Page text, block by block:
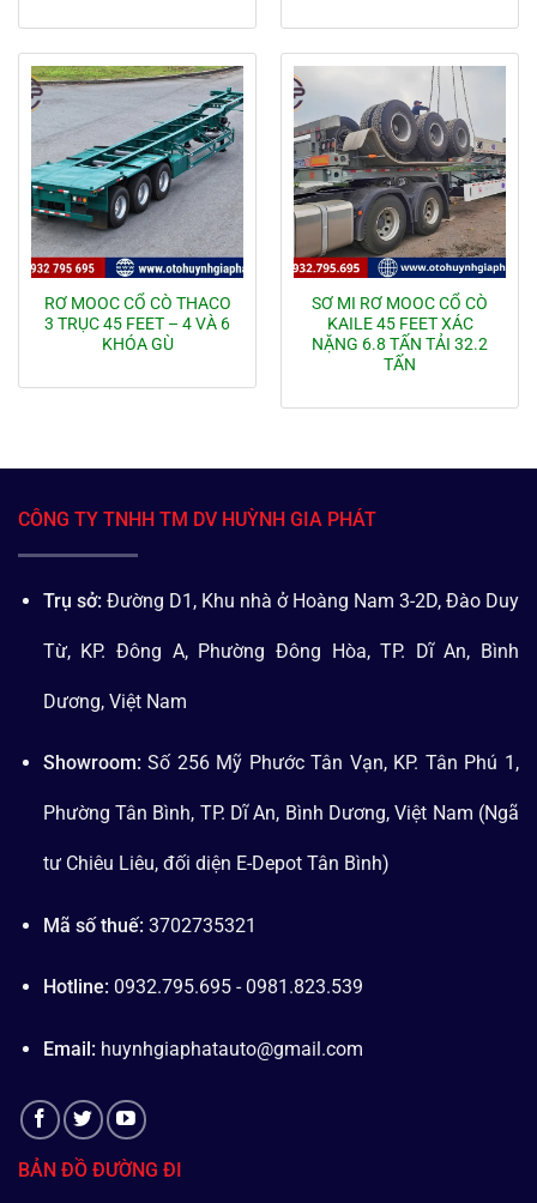
RƠ MOOC CỔ CÒ THACO
3 TRỤC 45 FEET – 4 VÀ 6
KHÓA GÙ
SƠ MI RƠ MOOC CỔ CÒ
KAILE 45 FEET XÁC
NẶNG 6.8 TẤN TẢI 32.2
TẤN
CÔNG TY TNHH TM DV HUỲNH GIA PHÁT
Trụ sở: Đường D1, Khu nhà ở Hoàng Nam 3-2D, Đào Duy
Từ, KP. Đông A, Phường Đông Hòa, TP. Dĩ An, Bình
Dương, Việt Nam
Showroom: Số 256 Mỹ Phước Tân Vạn, KP. Tân Phú 1,
Phường Tân Bình, TP. Dĩ An, Bình Dương, Việt Nam (Ngã
tư Chiêu Liêu, đối diện E-Depot Tân Bình)
Mã số thuế: 3702735321
Hotline: 0932.795.695 - 0981.823.539
Email: huynhgiaphatauto@gmail.com
BẢN ĐỒ ĐƯỜNG ĐI